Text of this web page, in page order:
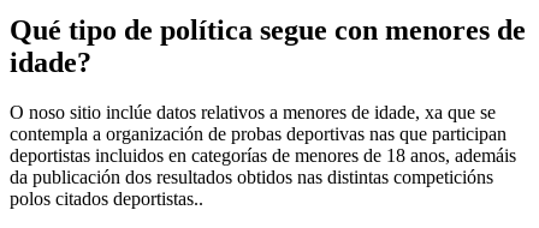
Qué tipo de política segue con menores de
idade?
O noso sitio inclúe datos relativos a menores de idade, xa que se
contempla a organización de probas deportivas nas que participan
deportistas incluidos en categorías de menores de 18 anos, ademáis
da publicación dos resultados obtidos nas distintas competicións
polos citados deportistas..